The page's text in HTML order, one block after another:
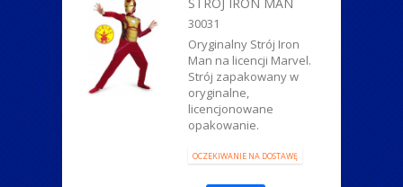
30031
Oryginalny Strój Iron
Man na licencji Marvel.
Strój zapakowany w
oryginalne,
licencjonowane
opakowanie.
OCZEKIWANIE NA DOSTAWĘ